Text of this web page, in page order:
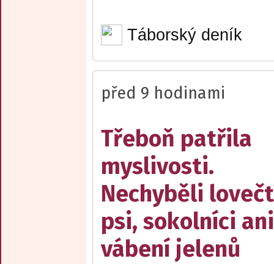
Táborský deník
před 9 hodinami
Třeboň patřila
myslivosti.
Nechyběli
psi, sokolníci ani
vábení jelenů